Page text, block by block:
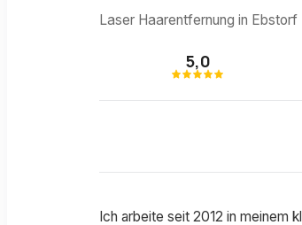
Laser Haarentfernung in Ebstorf
5,0
Ich arbeite seit 2012 in meinem